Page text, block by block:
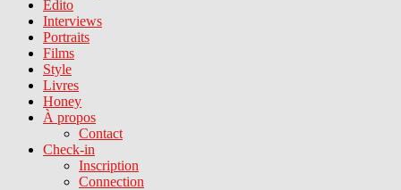
Édito
Interviews
Portraits
Films
Style
Livres
Honey
À propos
Contact
Check-in
Inscription
Connection